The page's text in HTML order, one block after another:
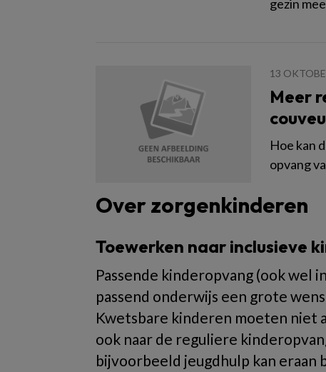
gezin
13
Meer
Hoe kan
opvang
Over zorgenkinderen
Toewerken naar inclusieve
Passende kinderopvang (ook wel
passend onderwijs een grote
Kwetsbare kinderen moeten niet
ook naar de reguliere
bijvoorbeeld jeugdhulp kan eraan